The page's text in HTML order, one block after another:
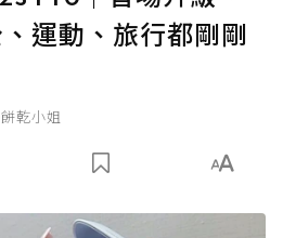
運動、旅行都剛剛
乾小姐